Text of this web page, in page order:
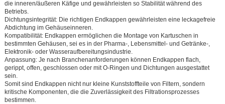
die inneren/äußeren Käfige und gewährleisten so Stabilität während des
Betriebs.
Dichtungsintegrität:Die richtigen Endkappen gewährleisten eine leckagefreie
Abdichtung im Gehäuseinneren.
Kompatibilität:Endkappen ermöglichen die Montage von Kartuschen in
bestimmten Gehäusen, sei es in der Pharma-, Lebensmittel- und Getränke-,
Elektronik- oder Wasseraufbereitungsindustrie.
Anpassung:Je nach Branchenanforderungen können Endkappen flach,
gerippt, offen, geschlossen oder mit O-Ringen und Dichtungen ausgestattet
sein.
Somit sind Endkappen nicht nur kleine Kunststoffteile von Filtern, sondern
kritische Komponenten, die die Zuverlässigkeit des Filtrationsprozesses
bestimmen.